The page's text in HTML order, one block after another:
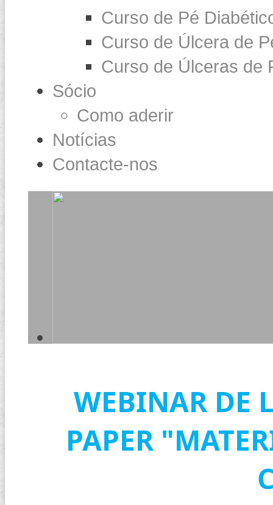
Curso de Pé
Curso de Úlcera de
Curso de Úlceras de
Sócio
Como aderir
Notícias
Contacte-nos
WEBINAR DE
PAPER